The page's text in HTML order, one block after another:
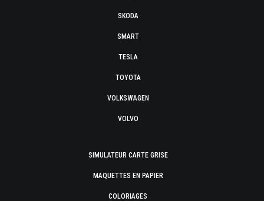
SKODA
SMART
TESLA
TOYOTA
VOLKSWAGEN
VOLVO
SIMULATEUR CARTE GRISE
MAQUETTES EN PAPIER
COLORIAGES